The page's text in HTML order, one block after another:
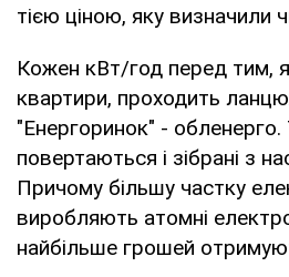
тією ціною, яку визначили
Кожен кВт/год перед тим,
квартири, проходить
"Енергоринок" -
повертаються і зібрані з
Причому більшу частку
виробляють атомні
найбільше грошей